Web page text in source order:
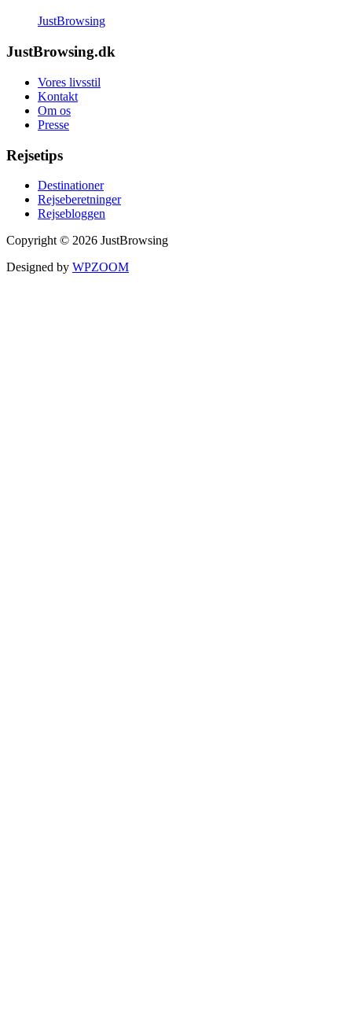
JustBrowsing
JustBrowsing.dk
Vores livsstil
Kontakt
Om os
Presse
Rejsetips
Destinationer
Rejseberetninger
Rejsebloggen
Copyright © 2026 JustBrowsing
Designed by WPZOOM